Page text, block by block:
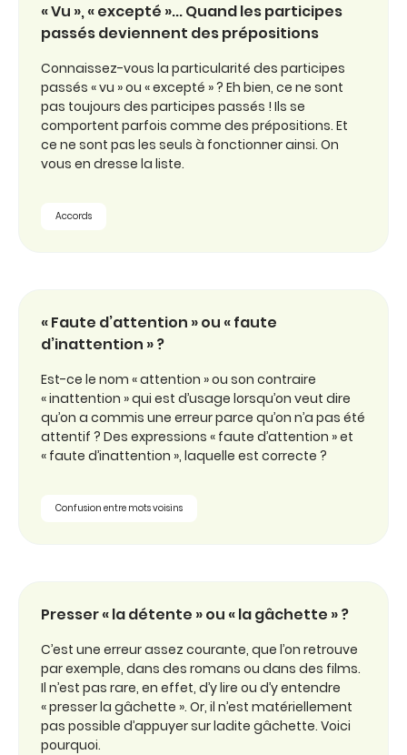
« Vu », « excepté »... Quand les participes
passés deviennent des prépositions
Connaissez-vous la particularité des participes
passés « vu » ou « excepté » ? Eh bien, ce ne sont
pas toujours des participes passés ! Ils se
comportent parfois comme des prépositions. Et
ce ne sont pas les seuls à fonctionner ainsi. On
vous en dresse la liste.
Accords
« Faute d’attention » ou « faute
d’inattention » ?
Est-ce le nom « attention » ou son contraire
« inattention » qui est d’usage lorsqu’on veut dire
qu’on a commis une erreur parce qu’on n’a pas été
attentif ? Des expressions « faute d’attention » et
« faute d’inattention », laquelle est correcte ?
Confusion entre mots voisins
Presser « la détente » ou « la gâchette » ?
C’est une erreur assez courante, que l’on retrouve
par exemple, dans des romans ou dans des films.
Il n’est pas rare, en effet, d’y lire ou d’y entendre
« presser la gâchette ». Or, il n’est matériellement
pas possible d’appuyer sur ladite gâchette. Voici
pourquoi.